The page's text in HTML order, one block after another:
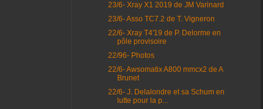
23/6- Xray X1 2019 de JM Varinard
23/6- Asso TC7.2 de T. Vigneron
22/6- Xray T4'19 de P. Delorme en
pôle provisoire
22/96- Photos
22/6- Awsomatix A800 mmcx2 de A
Brunet
22/6- J. Delalondre et sa Schum en
lutte pour la p...